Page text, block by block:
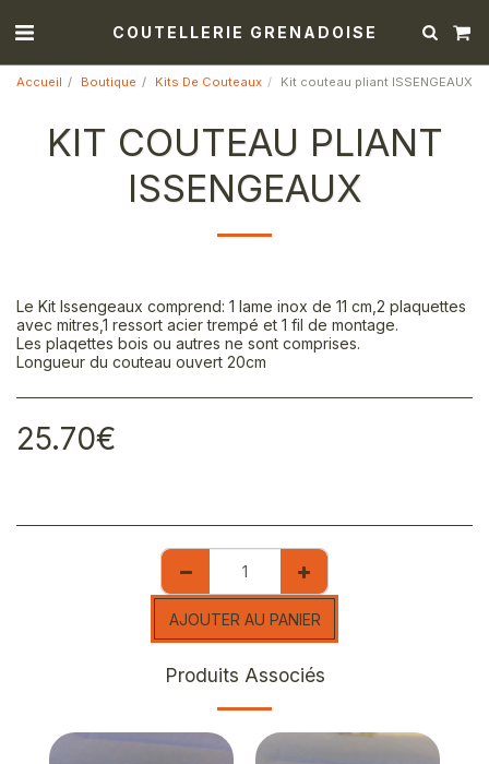
COUTELLERIE GRENADOISE
Accueil Boutique Kits De Couteaux Kit couteau pliant ISSENGEAUX
KIT COUTEAU PLIANT
ISSENGEAUX
Le Kit Issengeaux comprend: 1 lame inox de 11 cm,2 plaquettes
avec mitres,1 ressort acier trempé et 1 fil de montage.
Les plaqettes bois ou autres ne sont comprises.
Longueur du couteau ouvert 20cm
25.70€
AJOUTER AU PANIER
Produits Associés